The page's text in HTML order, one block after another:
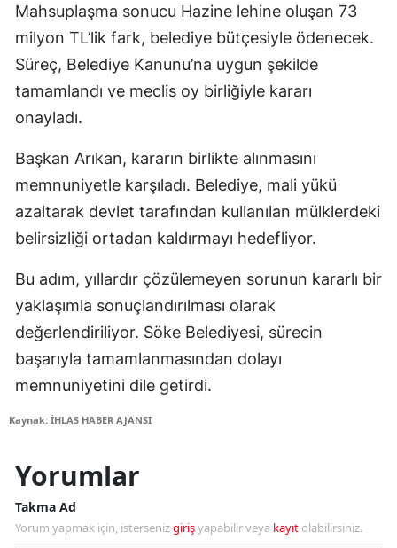
Mahsuplaşma sonucu Hazine lehine oluşan 73
milyon TL’lik fark, belediye bütçesiyle ödenecek.
Süreç, Belediye Kanunu’na uygun şekilde
tamamlandı ve meclis oy birliğiyle kararı
onayladı.
Başkan Arıkan, kararın birlikte alınmasını
memnuniyetle karşıladı. Belediye, mali yükü
azaltarak devlet tarafından kullanılan mülklerdeki
belirsizliği ortadan kaldırmayı hedefliyor.
Bu adım, yıllardır çözülemeyen sorunun kararlı bir
yaklaşımla sonuçlandırılması olarak
değerlendiriliyor. Söke Belediyesi, sürecin
başarıyla tamamlanmasından dolayı
memnuniyetini dile getirdi.
Kaynak: İHLAS HABER AJANSI
Yorumlar
Takma Ad
Yorum yapmak için, istersenizgirişyapabilir veya kayıt olabilirsiniz.